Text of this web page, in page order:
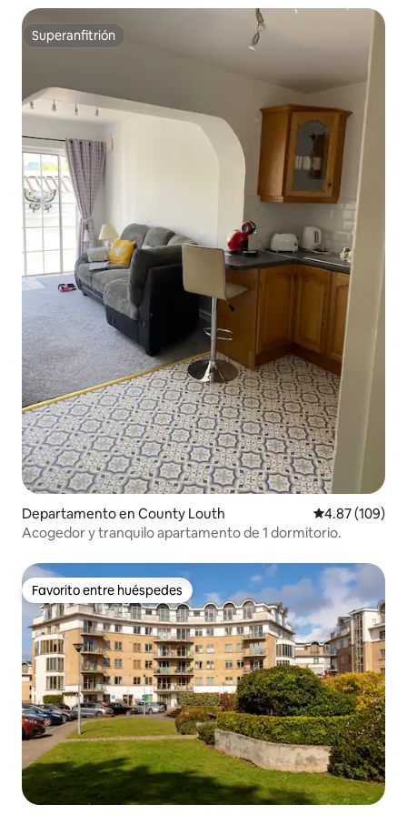
Superanfitrión
Superanfitrión
Departamento en County Louth Calificación
4.87 (109)
Acogedor y tranquilo apartamento de 1 dormitorio.
Favorito entre huéspedes
Favorito entre huéspedes